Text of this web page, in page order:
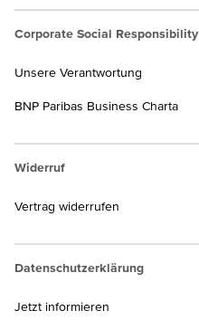
Corporate Social Responsibility
Unsere Verantwortung
BNP Paribas Business Charta
Widerruf
Vertrag widerrufen
Datenschutzerklärung
Jetzt informieren